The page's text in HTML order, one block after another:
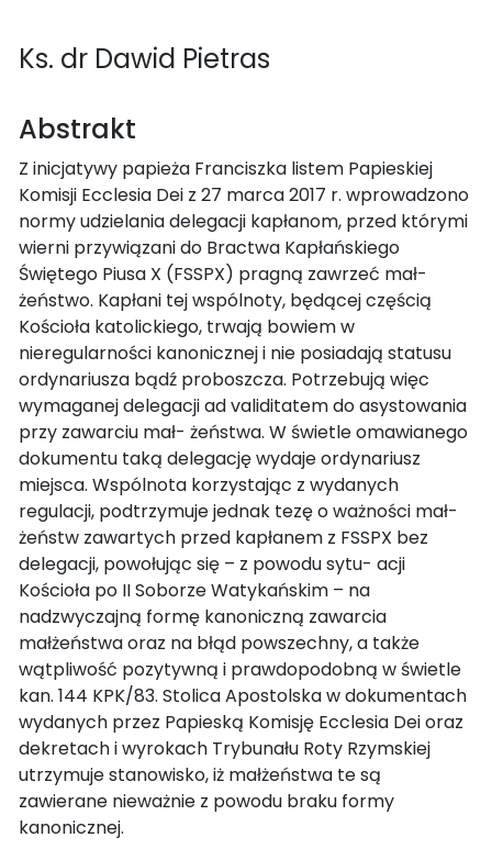
Ks. dr Dawid Pietras
Abstrakt
Z inicjatywy papieża Franciszka listem Papieskiej
Komisji Ecclesia Dei z 27 marca 2017 r. wprowadzono
normy udzielania delegacji kapłanom, przed którymi
wierni przywiązani do Bractwa Kapłańskiego
Świętego Piusa X (FSSPX) pragną zawrzeć mał-
żeństwo. Kapłani tej wspólnoty, będącej częścią
Kościoła katolickiego, trwają bowiem w
nieregularności kanonicznej i nie posiadają statusu
ordynariusza bądź proboszcza. Potrzebują więc
wymaganej delegacji ad validitatem do asystowania
przy zawarciu mał- żeństwa. W świetle omawianego
dokumentu taką delegację wydaje ordynariusz
miejsca. Wspólnota korzystając z wydanych
regulacji, podtrzymuje jednak tezę o ważności mał-
żeństw zawartych przed kapłanem z FSSPX bez
delegacji, powołując się – z powodu sytu- acji
Kościoła po II Soborze Watykańskim – na
nadzwyczajną formę kanoniczną zawarcia
małżeństwa oraz na błąd powszechny, a także
wątpliwość pozytywną i prawdopodobną w świetle
kan. 144 KPK/83. Stolica Apostolska w dokumentach
wydanych przez Papieską Komisję Ecclesia Dei oraz
dekretach i wyrokach Trybunału Roty Rzymskiej
utrzymuje stanowisko, iż małżeństwa te są
zawierane nieważnie z powodu braku formy
kanonicznej.